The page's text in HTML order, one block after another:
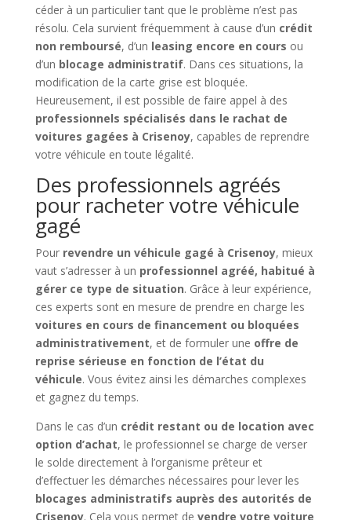
céder à un particulier tant que le problème n’est pas
résolu. Cela survient fréquemment à cause d’un crédit
non remboursé, d’un leasing encore en cours ou
d’un blocage administratif. Dans ces situations, la
modification de la carte grise est bloquée.
Heureusement, il est possible de faire appel à des
professionnels spécialisés dans le rachat de
voitures gagées à Crisenoy, capables de reprendre
votre véhicule en toute légalité.
Des professionnels agréés
pour racheter votre véhicule
gagé
Pour revendre un véhicule gagé à Crisenoy, mieux
vaut s’adresser à un professionnel agréé, habitué à
gérer ce type de situation. Grâce à leur expérience,
ces experts sont en mesure de prendre en charge les
voitures en cours de financement ou bloquées
administrativement, et de formuler une offre de
reprise sérieuse en fonction de l’état du
véhicule. Vous évitez ainsi les démarches complexes
et gagnez du temps.
Dans le cas d’un crédit restant ou de location avec
option d’achat, le professionnel se charge de verser
le solde directement à l’organisme prêteur et
d’effectuer les démarches nécessaires pour lever les
blocages administratifs auprès des autorités de
Crisenoy. Cela vous permet de vendre votre voiture